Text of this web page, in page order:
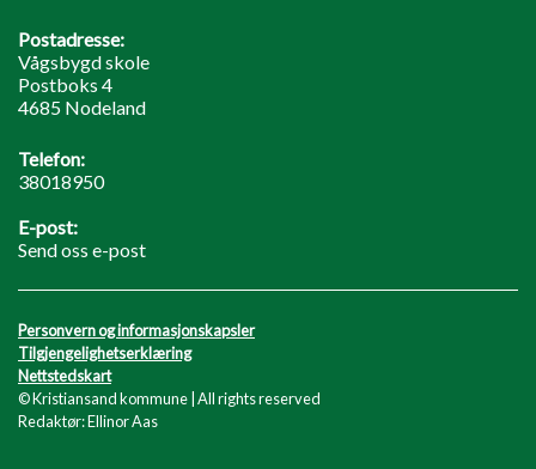
Postadresse:
Vågsbygd skole
Postboks 4
4685 Nodeland
Telefon:
38018950
E-post:
Send oss e-post
Personvern og informasjonskapsler
Tilgjengelighetserklæring
Nettstedskart
© Kristiansand kommune | All rights reserved
Redaktør: Ellinor Aas